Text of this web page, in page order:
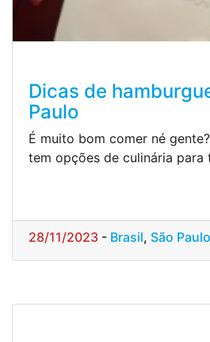
Dicas de
Paulo
É muito bom comer né
tem opções de culinária
28/11/2023 - Brasil, São Paulo